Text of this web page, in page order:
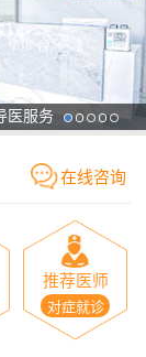
医服务
在线咨询
推荐医师
对症就诊